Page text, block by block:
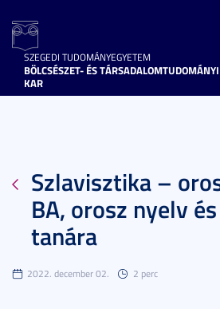
SZEGEDI TUDOMÁNYEGYETEM
BÖLCSÉSZET- ÉS TÁRSADALOMTUDOMÁNYI
KAR
Szlavisztika –
BA, orosz nyelv
tanára
2022. december 02. 2 perc